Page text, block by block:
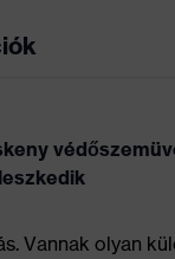
Vannak olyan